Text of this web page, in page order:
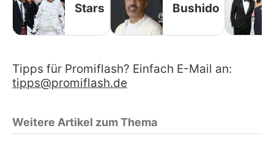
Stars Bushido
Tipps für Promiflash? Einfach E-Mail an:
tipps@promiflash.de
Weitere Artikel zum Thema